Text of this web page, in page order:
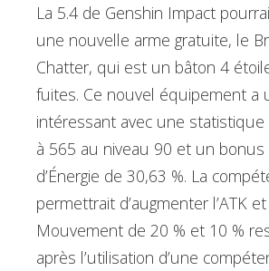
La 5.4 de Genshin Impact
une nouvelle arme gratuite, le
Chatter, qui est un bâton 4
fuites. Ce nouvel équipement a
intéressant avec une statistique
à 565 au niveau 90 et un bonus
d’Énergie de 30,63 %. La
permettrait d’augmenter l’ATK
Mouvement de 20 % et 10 %
après l’utilisation d’une